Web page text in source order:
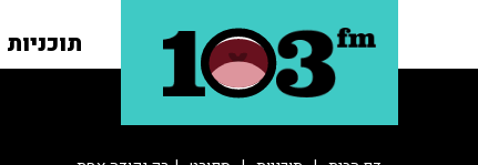
תוכניות